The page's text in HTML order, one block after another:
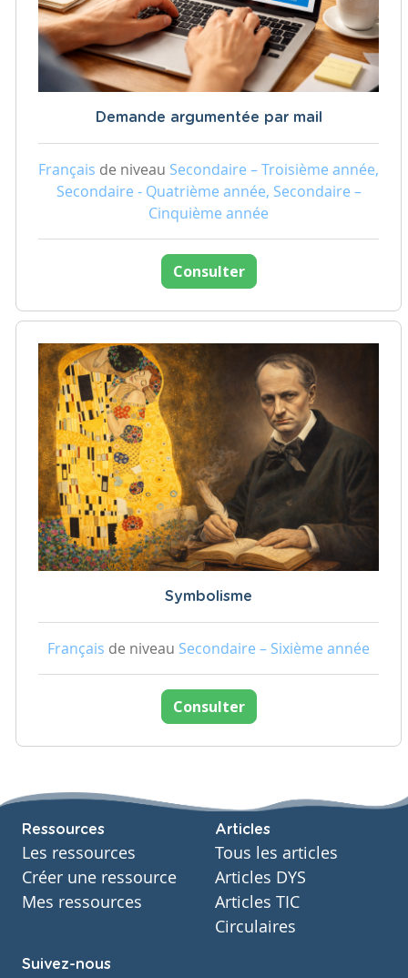
Demande argumentée par mail
Français de niveau Secondaire – Troisième année,
Secondaire - Quatrième année, Secondaire –
Cinquième année
Consulter
Symbolisme
Français de niveau Secondaire – Sixième année
Consulter
Ressources
Les ressources
Créer une ressource
Mes ressources
Articles
Tous les articles
Articles DYS
Articles TIC
Circulaires
Suivez-nous